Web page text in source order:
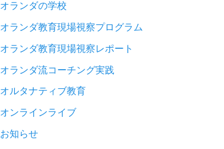
オランダの学校
オランダ教育現場視察プログラム
オランダ教育現場視察レポート
オランダ流コーチング実践
オルタナティブ教育
オンラインライブ
お知らせ